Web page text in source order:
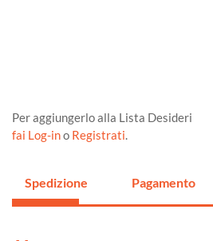
Per aggiungerlo alla Lista Desideri
fai Log-ino Registrati.
Spedizione Pagamento